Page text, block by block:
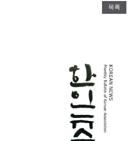
목록